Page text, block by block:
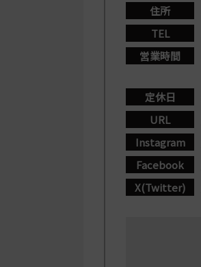
住所
TEL
営業時間
定休日
URL
Instagram
Facebook
X(Twitter)